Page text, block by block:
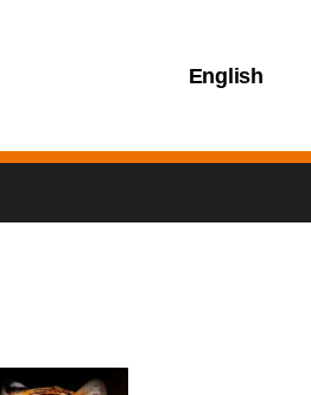
English